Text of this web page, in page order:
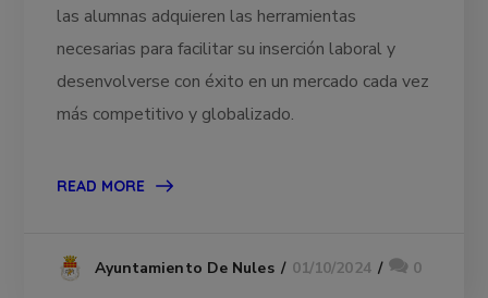
las alumnas adquieren las herramientas
necesarias para facilitar su inserción laboral y
desenvolverse con éxito en un mercado cada vez
más competitivo y globalizado.
READ MORE
Ayuntamiento De Nules 01/10/2024 0